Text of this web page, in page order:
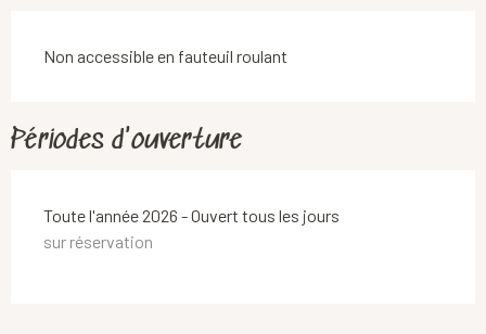
Non accessible en fauteuil roulant
Périodes d'ouverture
Toute l'année 2026 - Ouvert tous les jours
sur réservation